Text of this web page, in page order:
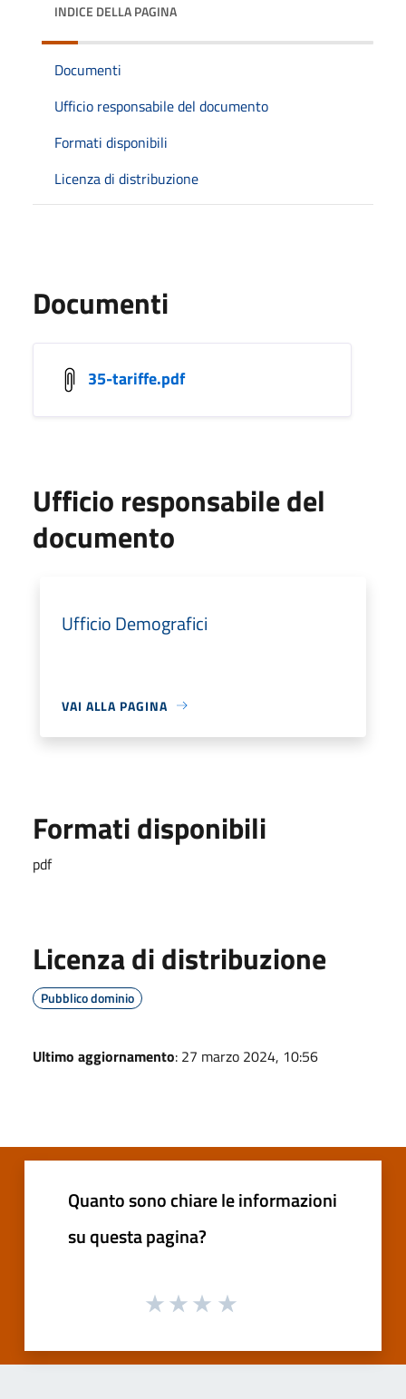
INDICE DELLA PAGINA
Documenti
Ufficio responsabile del documento
Formati disponibili
Licenza di distribuzione
Documenti
35-tariffe.pdf
Ufficio responsabile del
documento
Ufficio Demografici
VAI ALLA PAGINA
Formati disponibili
pdf
Licenza di distribuzione
Pubblico dominio
Ultimo aggiornamento: 27 marzo 2024, 10:56
Quanto sono chiare le informazioni
su questa pagina?